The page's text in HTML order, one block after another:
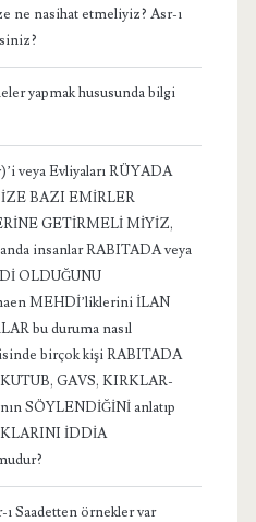
ne nasihat etmeliyiz? Asr-ı
yapmak hususunda bilgi
veya Evliyaları RÜYADA
BAZI EMİRLER
GETİRMELİ MİYİZ,
insanlar RABITADA veya
OLDUĞUNU
MEHDİ’liklerini İLAN
bu duruma nasıl
birçok kişi RABITADA
GAVS, KIRKLAR-
SÖYLENDİĞİNİ anlatıp
İDDİA
ı Saadetten örnekler var